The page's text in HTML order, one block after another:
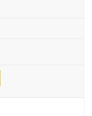
TEKINIMO PLOKŠTELĖ